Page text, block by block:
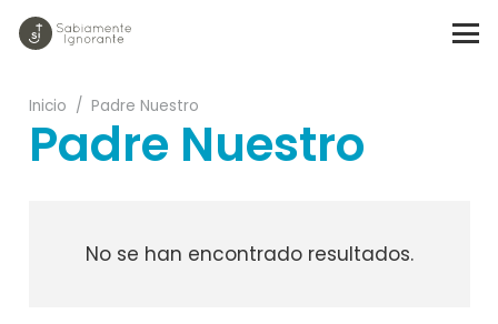
Inicio / Padre Nuestro
Padre Nuestro
No se han encontrado resultados.